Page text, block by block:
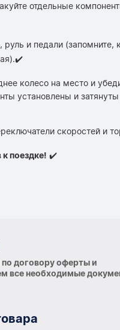
отдельные
руль и педали (запомните,
колесо на место и
установлены и
скоростей и
к поездке! ✔️
договору оферты и
все необходимые